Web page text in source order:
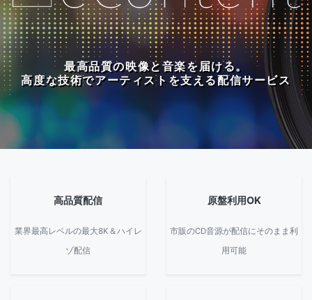
最高品質の映像と音楽を届ける。
高度な技術でアーティストを支える配信サービス
高品質配信
業界最高レベルの最大8K＆ハイレ
ゾ配信
原盤利用OK
市販のCD音源が配信にそのまま利
用可能